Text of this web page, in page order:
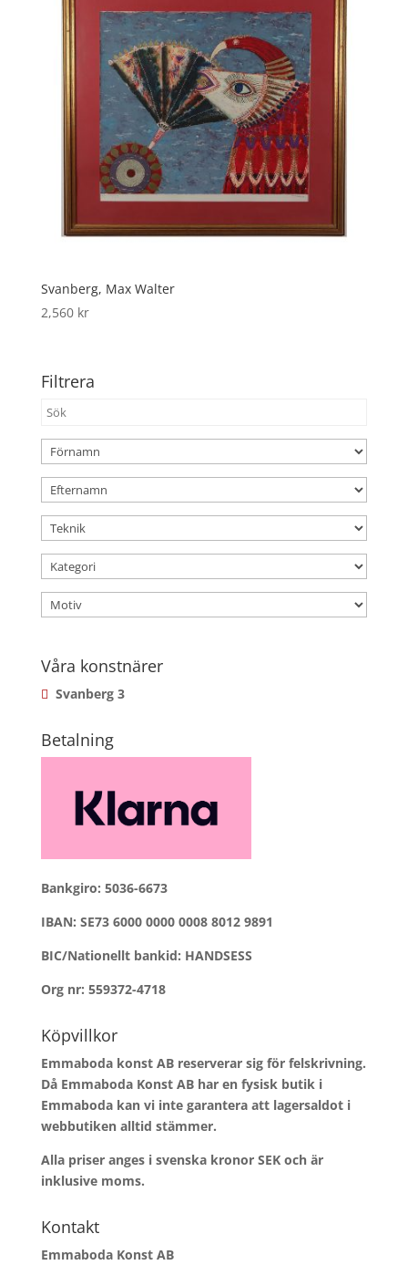
Svanberg, Max Walter
2,560 kr
Filtrera
Våra konstnärer
Svanberg 3
Betalning
Bankgiro: 5036-6673
IBAN: SE73 6000 0000 0008 8012 9891
BIC/Nationellt bankid: HANDSESS
Org nr: 559372-4718
Köpvillkor
Emmaboda konst AB reserverar sig för felskrivning.
Då Emmaboda Konst AB har en fysisk butik i
Emmaboda kan vi inte garantera att lagersaldot i
webbutiken alltid stämmer.
Alla priser anges i svenska kronor SEK och är
inklusive moms.
Kontakt
Emmaboda Konst AB